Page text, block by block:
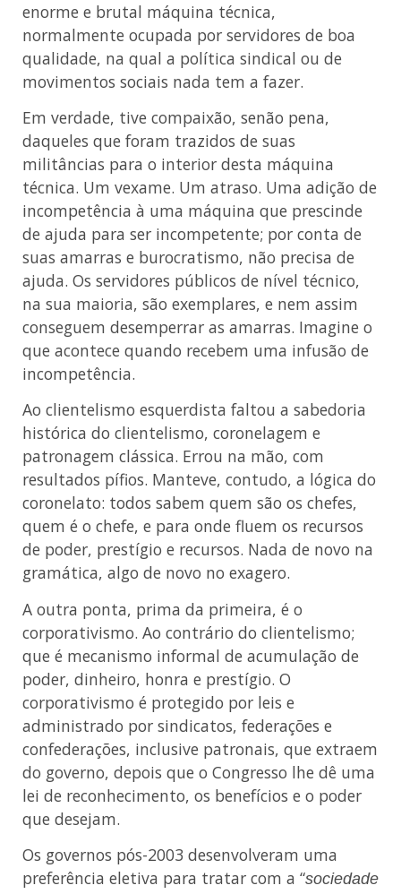
enorme e brutal máquina técnica,
normalmente ocupada por servidores de boa
qualidade, na qual a política sindical ou de
movimentos sociais nada tem a fazer.
Em verdade, tive compaixão, senão pena,
daqueles que foram trazidos de suas
militâncias para o interior desta máquina
técnica. Um vexame. Um atraso. Uma adição de
incompetência à uma máquina que prescinde
de ajuda para ser incompetente; por conta de
suas amarras e burocratismo, não precisa de
ajuda. Os servidores públicos de nível técnico,
na sua maioria, são exemplares, e nem assim
conseguem desemperrar as amarras. Imagine o
que acontece quando recebem uma infusão de
incompetência.
Ao clientelismo esquerdista faltou a sabedoria
histórica do clientelismo, coronelagem e
patronagem clássica. Errou na mão, com
resultados pífios. Manteve, contudo, a lógica do
coronelato: todos sabem quem são os chefes,
quem é o chefe, e para onde fluem os recursos
de poder, prestígio e recursos. Nada de novo na
gramática, algo de novo no exagero.
A outra ponta, prima da primeira, é o
corporativismo. Ao contrário do clientelismo;
que é mecanismo informal de acumulação de
poder, dinheiro, honra e prestígio. O
corporativismo é protegido por leis e
administrado por sindicatos, federações e
confederações, inclusive patronais, que extraem
do governo, depois que o Congresso lhe dê uma
lei de reconhecimento, os benefícios e o poder
que desejam.
Os governos pós-2003 desenvolveram uma
preferência eletiva para tratar com a “sociedade